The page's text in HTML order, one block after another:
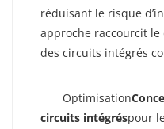
réduisant le risque
approche raccourcit
des circuits intégrés
Optimisation
circuits intégréspour